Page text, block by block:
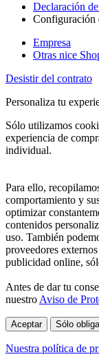
Declaración
Configuración
Empresa
Otras nice
Desistir del contrato
Personaliza tu
Sólo utilizamos
experiencia de
individual.
Para ello,
comportamiento y
optimizar
contenidos
uso. También
proveedores
publicidad online,
Antes de dar tu
nuestro Aviso de
Aceptar Sólo
Nuestra política de